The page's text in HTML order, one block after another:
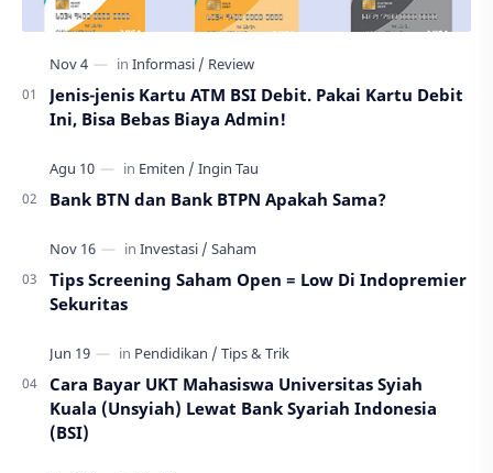
Jenis-jenis Kartu ATM BSI Debit. Pakai Kartu Debit
Ini, Bisa Bebas Biaya Admin!
Bank BTN dan Bank BTPN Apakah Sama?
Tips Screening Saham Open = Low Di Indopremier
Sekuritas
Cara Bayar UKT Mahasiswa Universitas Syiah
Kuala (Unsyiah) Lewat Bank Syariah Indonesia
(BSI)